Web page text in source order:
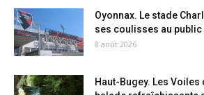
Oyonnax. Le stade
ses coulisses au public
8 août 2026
Haut-Bugey. Les Voiles